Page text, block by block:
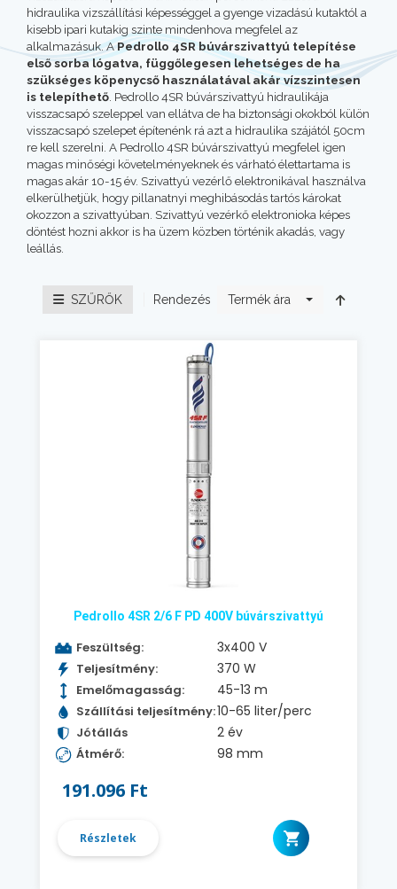
hidraulika vizszállítási képességgel a gyenge vizadású kutaktól a
kisebb ipari kutakig szinte mindenhova megfelel az
alkalmazásuk. APedrollo 4SR búvárszivattyú telepítése
első sorba lógatva, függőlegesen lehetséges de ha
szükséges köpenycső használatával akár vízszintesen
is telepíthető . Pedrollo 4SR búvárszivattyú hidraulikája
visszacsapó szeleppel van ellátva de ha biztonsági okokból külön
visszacsapó szelepet építenénk rá azt a hidraulika szájától 50cm
re kell szerelni. A Pedrollo 4SR búvárszivattyú megfelel igen
magas minőségi követelményeknek és várható élettartama is
magas akár 10-15 év. Szivattyú vezérlő elektronikával használva
elkerülhetjük, hogy pillanatnyi meghibásodás tartós károkat
okozzon a szivattyúban. Szivattyú vezérkő elektronioka képes
döntést hozni akkor is ha üzem közben történik akadás, vagy
leállás.
SZŰRŐK Rendezés Termék ára
Pedrollo 4SR 2/6 F PD 400V búvárszivattyú
Feszültség: 3x400 V
Teljesítmény: 370 W
Emelőmagasság: 45-13 m
Szállítási teljesítmény:10-65 liter/perc
Jótállás 2 év
Átmérő: 98 mm
191.096 Ft
Részletek